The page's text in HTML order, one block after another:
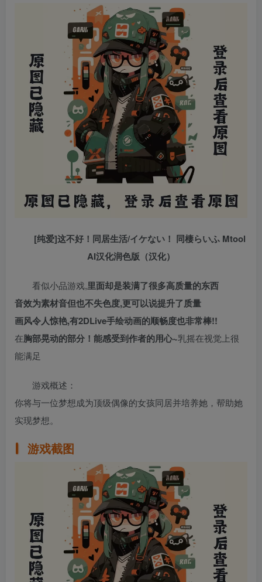
[纯爱]这不好！同居生活/イケない！ 同棲らいふ Mtool
AI汉化润色版（汉化）
看似小品游戏,里面却是装满了很多高质量的东西
音效为素材音但也不失色度,更可以说提升了质量
画风令人惊艳,有2DLive手绘动画的顺畅度也非常棒!!
在胸部晃动的部分！能感受到作者的用心~乳摇在视觉上很
能满足
游戏概述：
你将与一位梦想成为顶级偶像的女孩同居并培养她，帮助她
实现梦想。
游戏截图